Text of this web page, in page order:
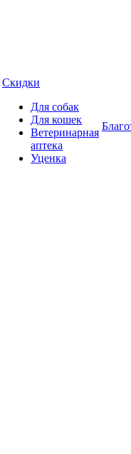
Скидки
Для собак
Для кошек
Ветеринарная
аптека
Уценка